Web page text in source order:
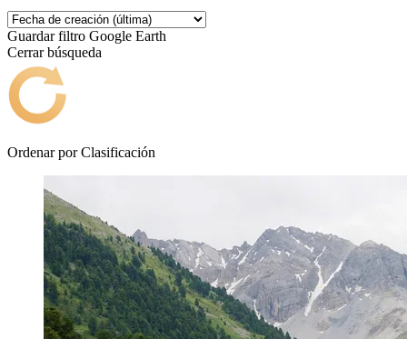
Guardar filtro Google Earth
Cerrar búsqueda
Ordenar por Clasificación